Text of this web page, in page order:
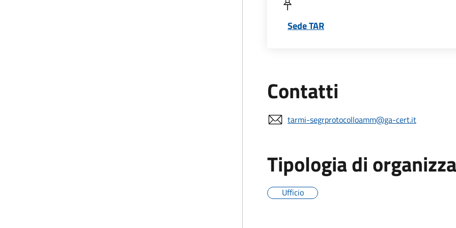
Sede TAR
Contatti
tarmi-segrprotocolloamm@ga-cert.it
Tipologia di
Ufficio